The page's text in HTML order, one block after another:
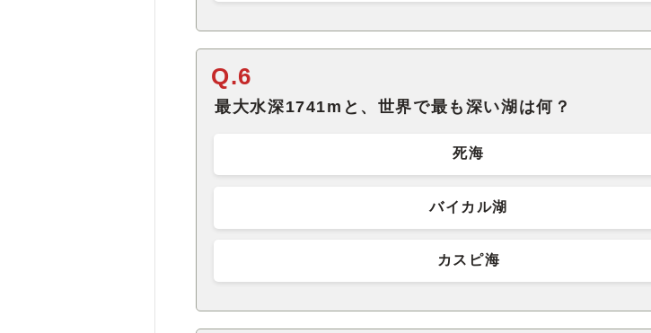
Q.6
最大水深1741mと、世界で最も深い湖は何？
死海
バイカル湖
カスピ海